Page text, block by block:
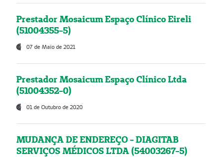
Prestador Mosaicum Espaço Clínico Eireli
(51004355-5)
07 de Maio de 2021
Prestador Mosaicum Espaço Clínico Ltda
(51004352-0)
01 de Outubro de 2020
MUDANÇA DE ENDEREÇO - DIAGITAB
SERVIÇOS MÉDICOS LTDA (54003267-5)